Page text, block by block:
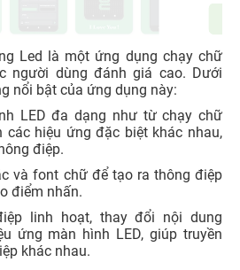
Led là một ứng dụng chạy chữ
người dùng đánh giá cao. Dưới
nổi bật của ứng dụng này:
LED đa dạng như từ chạy chữ
các hiệu ứng đặc biệt khác nhau,
điệp.
và font chữ để tạo ra thông điệp
điểm nhấn.
linh hoạt, thay đổi nội dung
ứng màn hình LED, giúp truyền
khác nhau.